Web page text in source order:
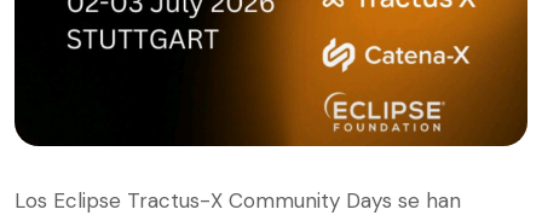
Los Eclipse Tractus-X Community Days se han